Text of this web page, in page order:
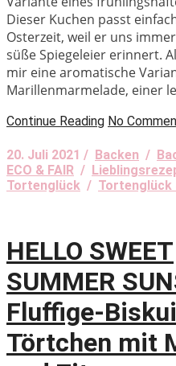
Dieser Kuchen passt
Osterzeit, weil er uns
süße Spiegeleier erinnert.
mir eine aromatische
Marillenmarmelade, einer
Continue Reading No
20. Juli 2021 / Backen /
ECO & FAIR /
Tortenglück / Tortenglück
HELLO SWEET
SUMMER
Fluffige-
Törtchen mit